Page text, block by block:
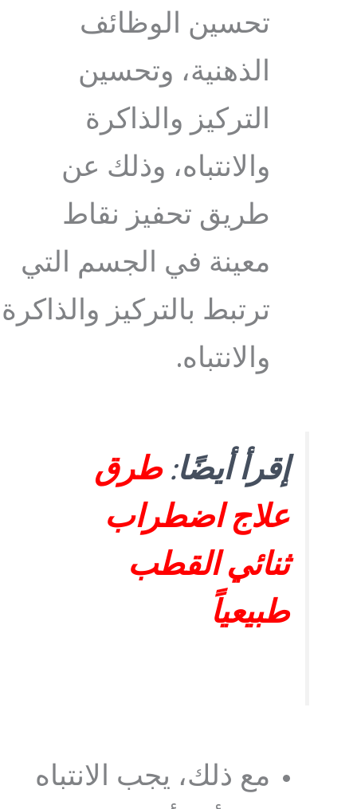
تحسين الوظائف
الذهنية، وتحسين
التركيز والذاكرة
والانتباه، وذلك عن
طريق تحفيز نقاط
معينة في الجسم التي
ترتبط بالتركيز والذاكرة
والانتباه.
إقرأ أيضًا:طرق
علاج اضطراب
ثنائي القطب
طبيعياً
مع ذلك، يجب الانتباه